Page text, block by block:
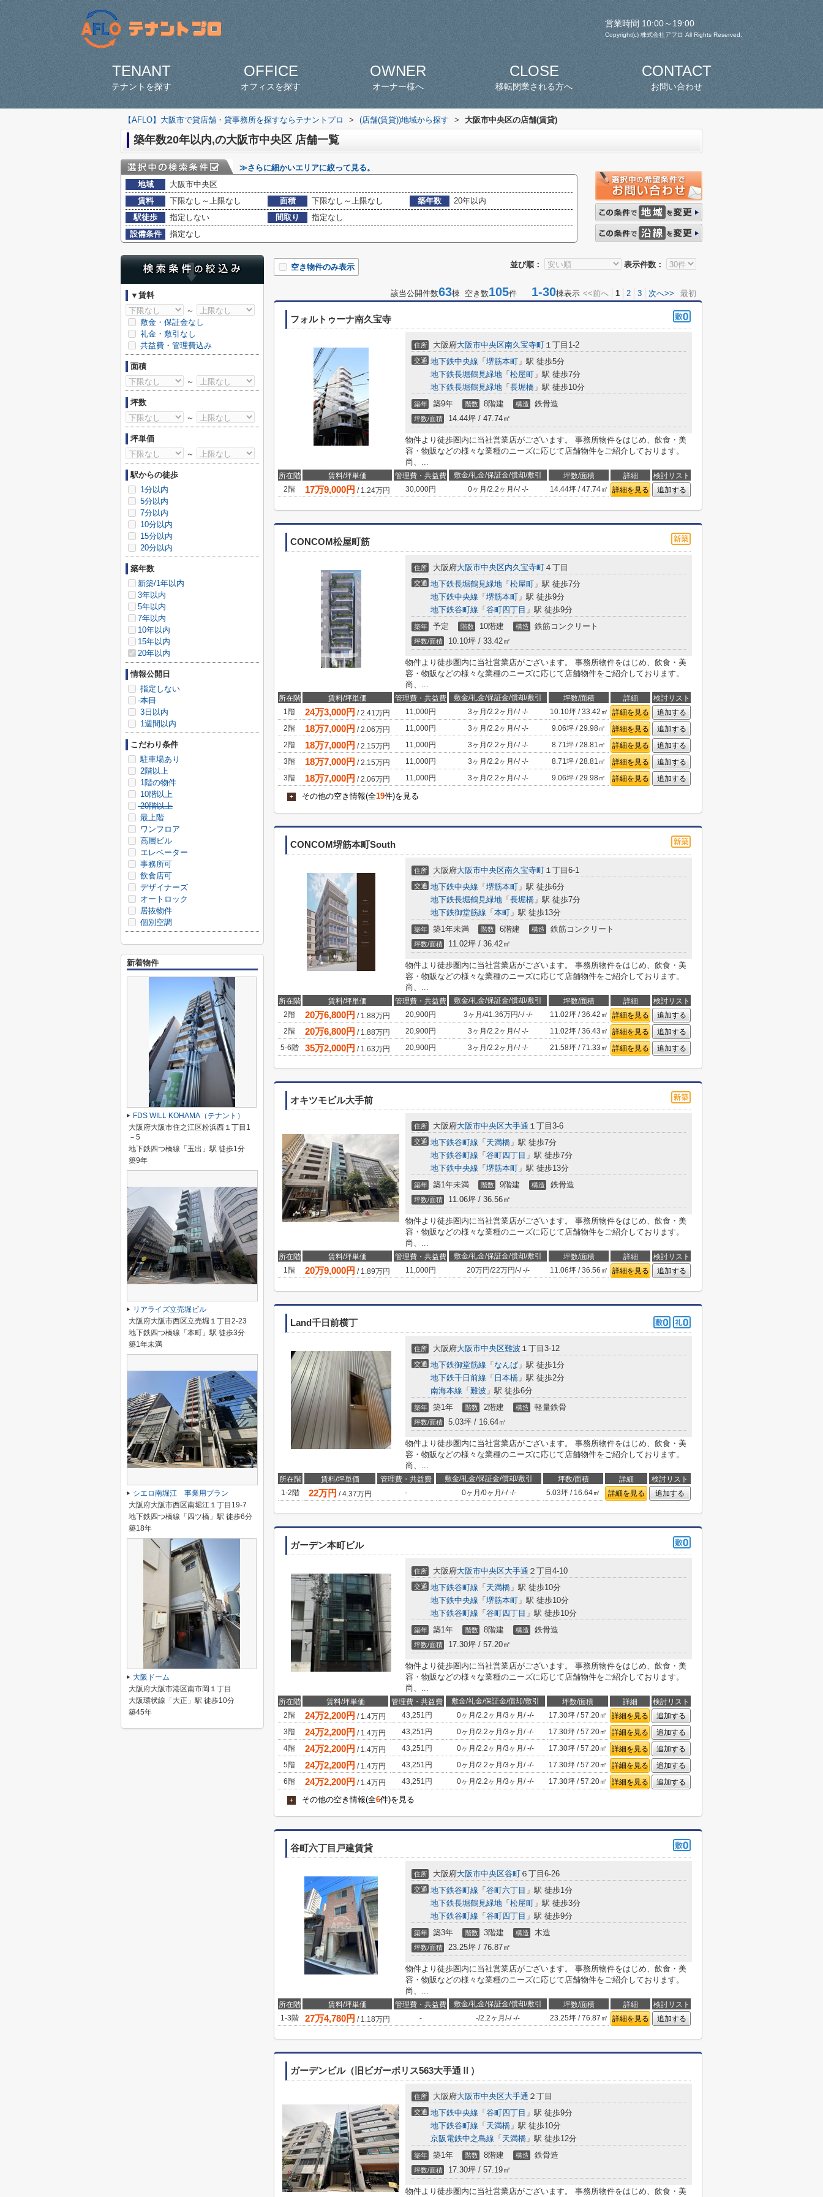
営業時間 10:00～19:00
Copyright(c) 株式会社アフロ All Rights Reserved.
TENANT
テナントを探す
OFFICE
オフィスを探す
OWNER
オーナー様へ
CLOSE
移転閉業される方へ
CONTACT
お問い合わせ
【AFLO】大阪市で貸店舗・貸事務所を探すならテナントプロ > (店舗(賃貸))地域から探す > 大阪市中央区の店舗(賃貸)
築年数20年以内,の大阪市中央区 店舗一覧
≫さらに細かいエリアに絞って見る。
地域
大阪市中央区
賃料
下限なし～上限なし 面積 下限なし～上限なし 築年数
20年以内
駅徒歩
指定しない 間取り
指定なし
設備条件
指定なし
並び順： 表示件数：
空き物件のみ表示
該当公開件数63棟 空き数105件 1-30棟表示 <<前へ 1 2 3 次へ>> 最初
フォルトゥーナ南久宝寺
住所 大阪府大阪市中央区南久宝寺町 １丁目1-2
交通 地下鉄中央線 「 堺筋本町 」駅 徒歩5分
地下鉄長堀鶴見緑地 「 松屋町 」駅 徒歩7分
地下鉄長堀鶴見緑地 「 長堀橋 」駅 徒歩10分
築年 築9年 階数 8階建 構造 鉄骨造
坪数/面積 14.44坪 / 47.74㎡
物件より徒歩圏内に当社営業店がございます。 事務所物件をはじめ、飲食・美
容・物販などの様々な業種のニーズに応じて店舗物件をご紹介しております。
尚、...
所在階 賃料/坪単価 管理費・共益費 敷金/礼金/保証金/償却/敷引 坪数/面積 詳細
検討リスト
2階
17万9,000円 / 1.24万円 30,000円 0ヶ月 /2.2ヶ月 /-/-/- 14.44坪 / 47.74㎡ 詳細を見る 追加する
CONCOM松屋町筋
住所 大阪府大阪市中央区内久宝寺町 ４丁目
交通 地下鉄長堀鶴見緑地 「 松屋町 」駅 徒歩7分
地下鉄中央線 「 堺筋本町 」駅 徒歩9分
地下鉄谷町線 「 谷町四丁目 」駅 徒歩9分
築年 予定 階数 10階建 構造 鉄筋コンクリート
坪数/面積 10.10坪 / 33.42㎡
物件より徒歩圏内に当社営業店がございます。 事務所物件をはじめ、飲食・美
容・物販などの様々な業種のニーズに応じて店舗物件をご紹介しております。
尚、...
所在階 賃料/坪単価 管理費・共益費 敷金/礼金/保証金/償却/敷引 坪数/面積 詳細
検討リスト
1階
24万3,000円 /2.41万円 11,000円 3ヶ月 /2.2ヶ月 /-/-/- 10.10坪 / 33.42㎡ 詳細を見る
追加する
2階
18万7,000円 /2.06万円 11,000円 3ヶ月 /2.2ヶ月 /-/-/- 9.06坪 / 29.98㎡ 詳細を見る
追加する
2階
18万7,000円 /2.15万円 11,000円 3ヶ月 /2.2ヶ月 /-/-/- 8.71坪 / 28.81㎡ 詳細を見る
追加する
3階
18万7,000円 /2.15万円 11,000円 3ヶ月 /2.2ヶ月 /-/-/- 8.71坪 / 28.81㎡ 詳細を見る
追加する
3階
18万7,000円 /2.06万円 11,000円 3ヶ月 /2.2ヶ月 /-/-/- 9.06坪 / 29.98㎡ 詳細を見る 追加する
+ その他の空き情報(全19件)を見る
CONCOM堺筋本町South
住所 大阪府大阪市中央区南久宝寺町 １丁目6-1
交通 地下鉄中央線 「 堺筋本町 」駅 徒歩6分
地下鉄長堀鶴見緑地 「 長堀橋 」駅 徒歩7分
地下鉄御堂筋線 「 本町 」駅 徒歩13分
築年 築1年未満 階数 6階建 構造 鉄筋コンクリート
坪数/面積 11.02坪 / 36.42㎡
物件より徒歩圏内に当社営業店がございます。 事務所物件をはじめ、飲食・美
容・物販などの様々な業種のニーズに応じて店舗物件をご紹介しております。
尚、...
所在階 賃料/坪単価 管理費・共益費 敷金/礼金/保証金/償却/敷引 坪数/面積 詳細
検討リスト
2階
20万6,800円 / 1.88万円 20,900円 3ヶ月 /41.36万円/-/-/- 11.02坪 / 36.42㎡ 詳細を見る
追加する
2階
20万6,800円 / 1.88万円 20,900円 3ヶ月 /2.2ヶ月 /-/-/- 11.02坪 / 36.43㎡ 詳細を見る
追加する
5-6階
35万2,000円 / 1.63万円 20,900円 3ヶ月 /2.2ヶ月 /-/-/- 21.58坪 / 71.33㎡ 詳細を見る 追加する
オキツモビル大手前
住所 大阪府大阪市中央区大手通 １丁目3-6
交通 地下鉄谷町線 「 天満橋 」駅 徒歩7分
地下鉄谷町線 「 谷町四丁目 」駅 徒歩7分
地下鉄中央線 「 堺筋本町 」駅 徒歩13分
築年 築1年未満 階数 9階建 構造 鉄骨造
坪数/面積 11.06坪 / 36.56㎡
物件より徒歩圏内に当社営業店がございます。 事務所物件をはじめ、飲食・美
容・物販などの様々な業種のニーズに応じて店舗物件をご紹介しております。
尚、...
所在階 賃料/坪単価 管理費・共益費 敷金/礼金/保証金/償却/敷引 坪数/面積 詳細
検討リスト
1階
20万9,000円 / 1.89万円 11,000円 20万円/22万円/-/-/- 11.06坪 / 36.56㎡ 詳細を見る 追加する
Land千日前横丁
住所 大阪府大阪市中央区難波 １丁目3-12
交通 地下鉄御堂筋線 「 なんば 」駅 徒歩1分
地下鉄千日前線 「 日本橋 」駅 徒歩2分
南海本線 「 難波 」駅 徒歩6分
築年 築1年 階数 2階建 構造 軽量鉄骨
坪数/面積 5.03坪 / 16.64㎡
物件より徒歩圏内に当社営業店がございます。 事務所物件をはじめ、飲食・美
容・物販などの様々な業種のニーズに応じて店舗物件をご紹介しております。
尚、...
所在階 賃料/坪単価 管理費・共益費 敷金/礼金/保証金/償却/敷引 坪数/面積 詳細
検討リスト
1-2階
22万円 /4.37万円 - 0ヶ月 /0ヶ月 /-/-/- 5.03坪 / 16.64㎡ 詳細を見る 追加する
ガーデン本町ビル
住所 大阪府大阪市中央区大手通 ２丁目4-10
交通 地下鉄谷町線 「 天満橋 」駅 徒歩10分
地下鉄中央線 「 堺筋本町 」駅 徒歩10分
地下鉄谷町線 「 谷町四丁目 」駅 徒歩10分
築年 築1年 階数 8階建 構造 鉄骨造
坪数/面積 17.30坪 / 57.20㎡
物件より徒歩圏内に当社営業店がございます。 事務所物件をはじめ、飲食・美
容・物販などの様々な業種のニーズに応じて店舗物件をご紹介しております。
尚、...
所在階 賃料/坪単価 管理費・共益費 敷金/礼金/保証金/償却/敷引 坪数/面積 詳細
検討リスト
2階
24万2,200円 / 1.4万円 43,251円 0ヶ月 /2.2ヶ月 /3ヶ月 /-/- 17.30坪 / 57.20㎡ 詳細を見る
追加する
3階
24万2,200円 / 1.4万円 43,251円 0ヶ月 /2.2ヶ月 /3ヶ月 /-/- 17.30坪 / 57.20㎡ 詳細を見る
追加する
4階
24万2,200円 / 1.4万円 43,251円 0ヶ月 /2.2ヶ月 /3ヶ月 /-/- 17.30坪 / 57.20㎡ 詳細を見る
追加する
5階
24万2,200円 / 1.4万円 43,251円 0ヶ月 /2.2ヶ月 /3ヶ月 /-/- 17.30坪 / 57.20㎡ 詳細を見る
追加する
6階
24万2,200円 / 1.4万円 43,251円 0ヶ月 /2.2ヶ月 /3ヶ月 /-/- 17.30坪 / 57.20㎡ 詳細を見る 追加する
+ その他の空き情報(全6件)を見る
谷町六丁目戸建賃貸
住所 大阪府大阪市中央区谷町 ６丁目6-26
交通 地下鉄谷町線 「 谷町六丁目 」駅 徒歩1分
地下鉄長堀鶴見緑地 「 松屋町 」駅 徒歩3分
地下鉄谷町線 「 谷町四丁目 」駅 徒歩9分
築年 築3年 階数 3階建 構造 木造
坪数/面積 23.25坪 / 76.87㎡
物件より徒歩圏内に当社営業店がございます。 事務所物件をはじめ、飲食・美
容・物販などの様々な業種のニーズに応じて店舗物件をご紹介しております。
尚、...
所在階 賃料/坪単価 管理費・共益費 敷金/礼金/保証金/償却/敷引 坪数/面積 詳細
検討リスト
1-3階
27万4,780円 / 1.18万円 - -/2.2ヶ月 /-/-/- 23.25坪 / 76.87㎡ 詳細を見る 追加する
ガーデンビル（旧ビガーポリス563大手通Ⅱ）
住所 大阪府大阪市中央区大手通 ２丁目
交通 地下鉄中央線 「 谷町四丁目 」駅 徒歩9分
地下鉄谷町線 「 天満橋 」駅 徒歩10分
京阪電鉄中之島線 「 天満橋 」駅 徒歩12分
築年 築1年 階数 8階建 構造 鉄骨造
坪数/面積 17.30坪 / 57.19㎡
物件より徒歩圏内に当社営業店がございます。 事務所物件をはじめ、飲食・美
▼賃料
～
敷金・保証金なし
礼金・敷引なし
共益費・管理費込み
面積
～
坪数
～
坪単価
～
駅からの徒歩
1分以内
5分以内
7分以内
10分以内
15分以内
20分以内
築年数
新築/1年以内
3年以内
5年以内
7年以内
10年以内
15年以内
20年以内
情報公開日
指定しない
本日
3日以内
1週間以内
こだわり条件
駐車場あり
2階以上
1階の物件
10階以上
20階以上
最上階
ワンフロア
高層ビル
エレベーター
事務所可
飲食店可
デザイナーズ
オートロック
居抜物件
個別空調
新着物件
FDS WILL KOHAMA（テナント）
大阪府大阪市住之江区粉浜西１丁目1
－5
地下鉄四つ橋線「玉出」駅 徒歩1分
築9年
リアライズ立売堀ビル
大阪府大阪市西区立売堀１丁目2-23
地下鉄四つ橋線「本町」駅 徒歩3分
築1年未満
シエロ南堀江 事業用プラン
大阪府大阪市西区南堀江１丁目19-7
地下鉄四つ橋線「四ツ橋」駅 徒歩6分
築18年
大阪ドーム
大阪府大阪市港区南市岡１丁目
大阪環状線「大正」駅 徒歩10分
築45年